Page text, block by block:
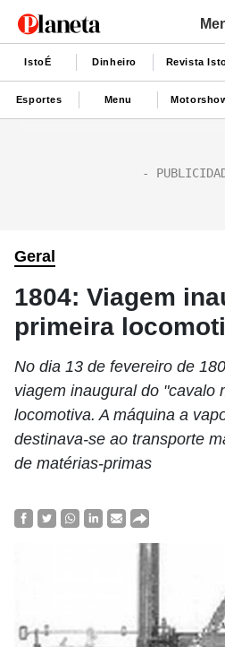
IstoÉ Dinheiro Revista
Esportes Menu
Geral
1804: Viagem
primeira
No dia 13 de fevereiro de
viagem inaugural do "cavalo
locomotiva. A máquina a
destinava-se ao transporte
de matérias-primas